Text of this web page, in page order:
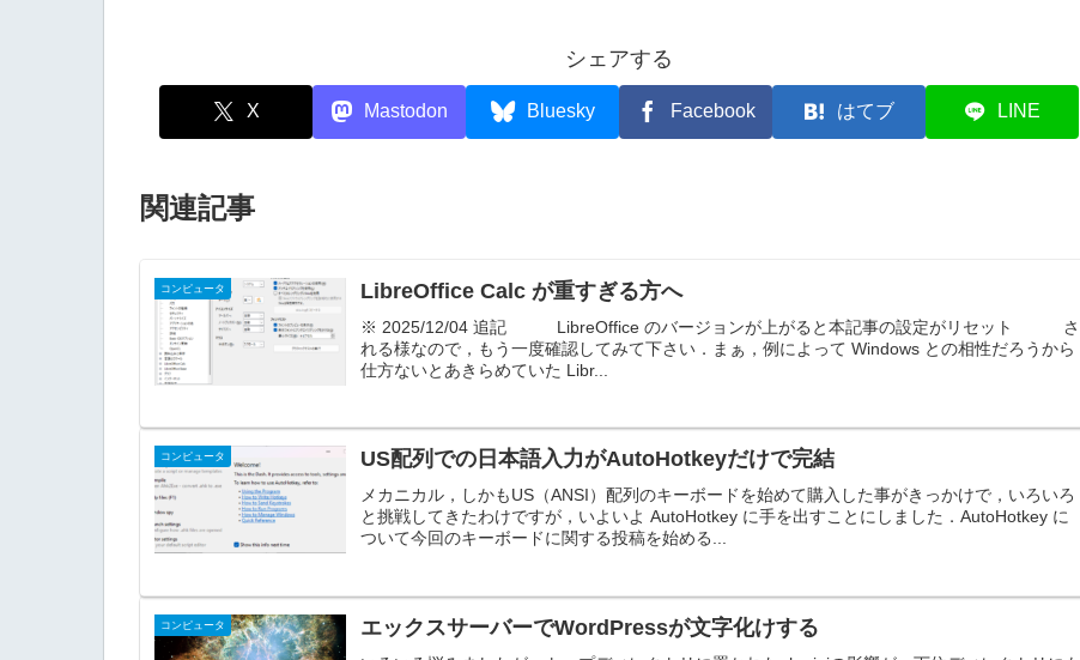
シェアする
X Mastodon Bluesky Facebook はてブ LINE
関連記事
コンピュータ LibreOffice Calc が重すぎる方へ
※ 2025/12/04 追記 LibreOffice のバージョンが上がると本記事の設定がリセット さ
れる様なので，もう一度確認してみて下さい．まぁ，例によって Windows との相性だろうから
仕方ないとあきらめていた Libr...
コンピュータ US配列での日本語入力がAutoHotkeyだけで完結
メカニカル，しかもUS（ANSI）配列のキーボードを始めて購入した事がきっかけで，いろいろ
と挑戦してきたわけですが，いよいよ AutoHotkey に手を出すことにしました．AutoHotkey に
ついて今回のキーボードに関する投稿を始める...
コンピュータ エックスサーバーでWordPressが文字化けする